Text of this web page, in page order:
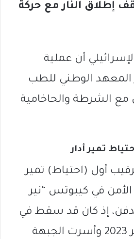
إطلاق النار مع حركة
أن عملية
المعهد الوطني للطب
مع الشرطة والحاخامية
تمير أدار
أول (احتياط) تمير
الأمن في كيبوتس “نير
إذ كان قد سقط في
السابع من أكتوبر 2023 وأسرت الجبهة